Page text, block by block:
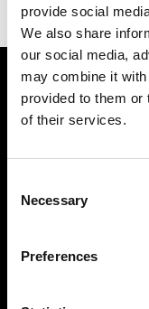
provide social
We also share
our social media,
may combine it
provided to them or
of their services.
Selection
Necessary
Preferences
Lass
starten
Kontaktiere